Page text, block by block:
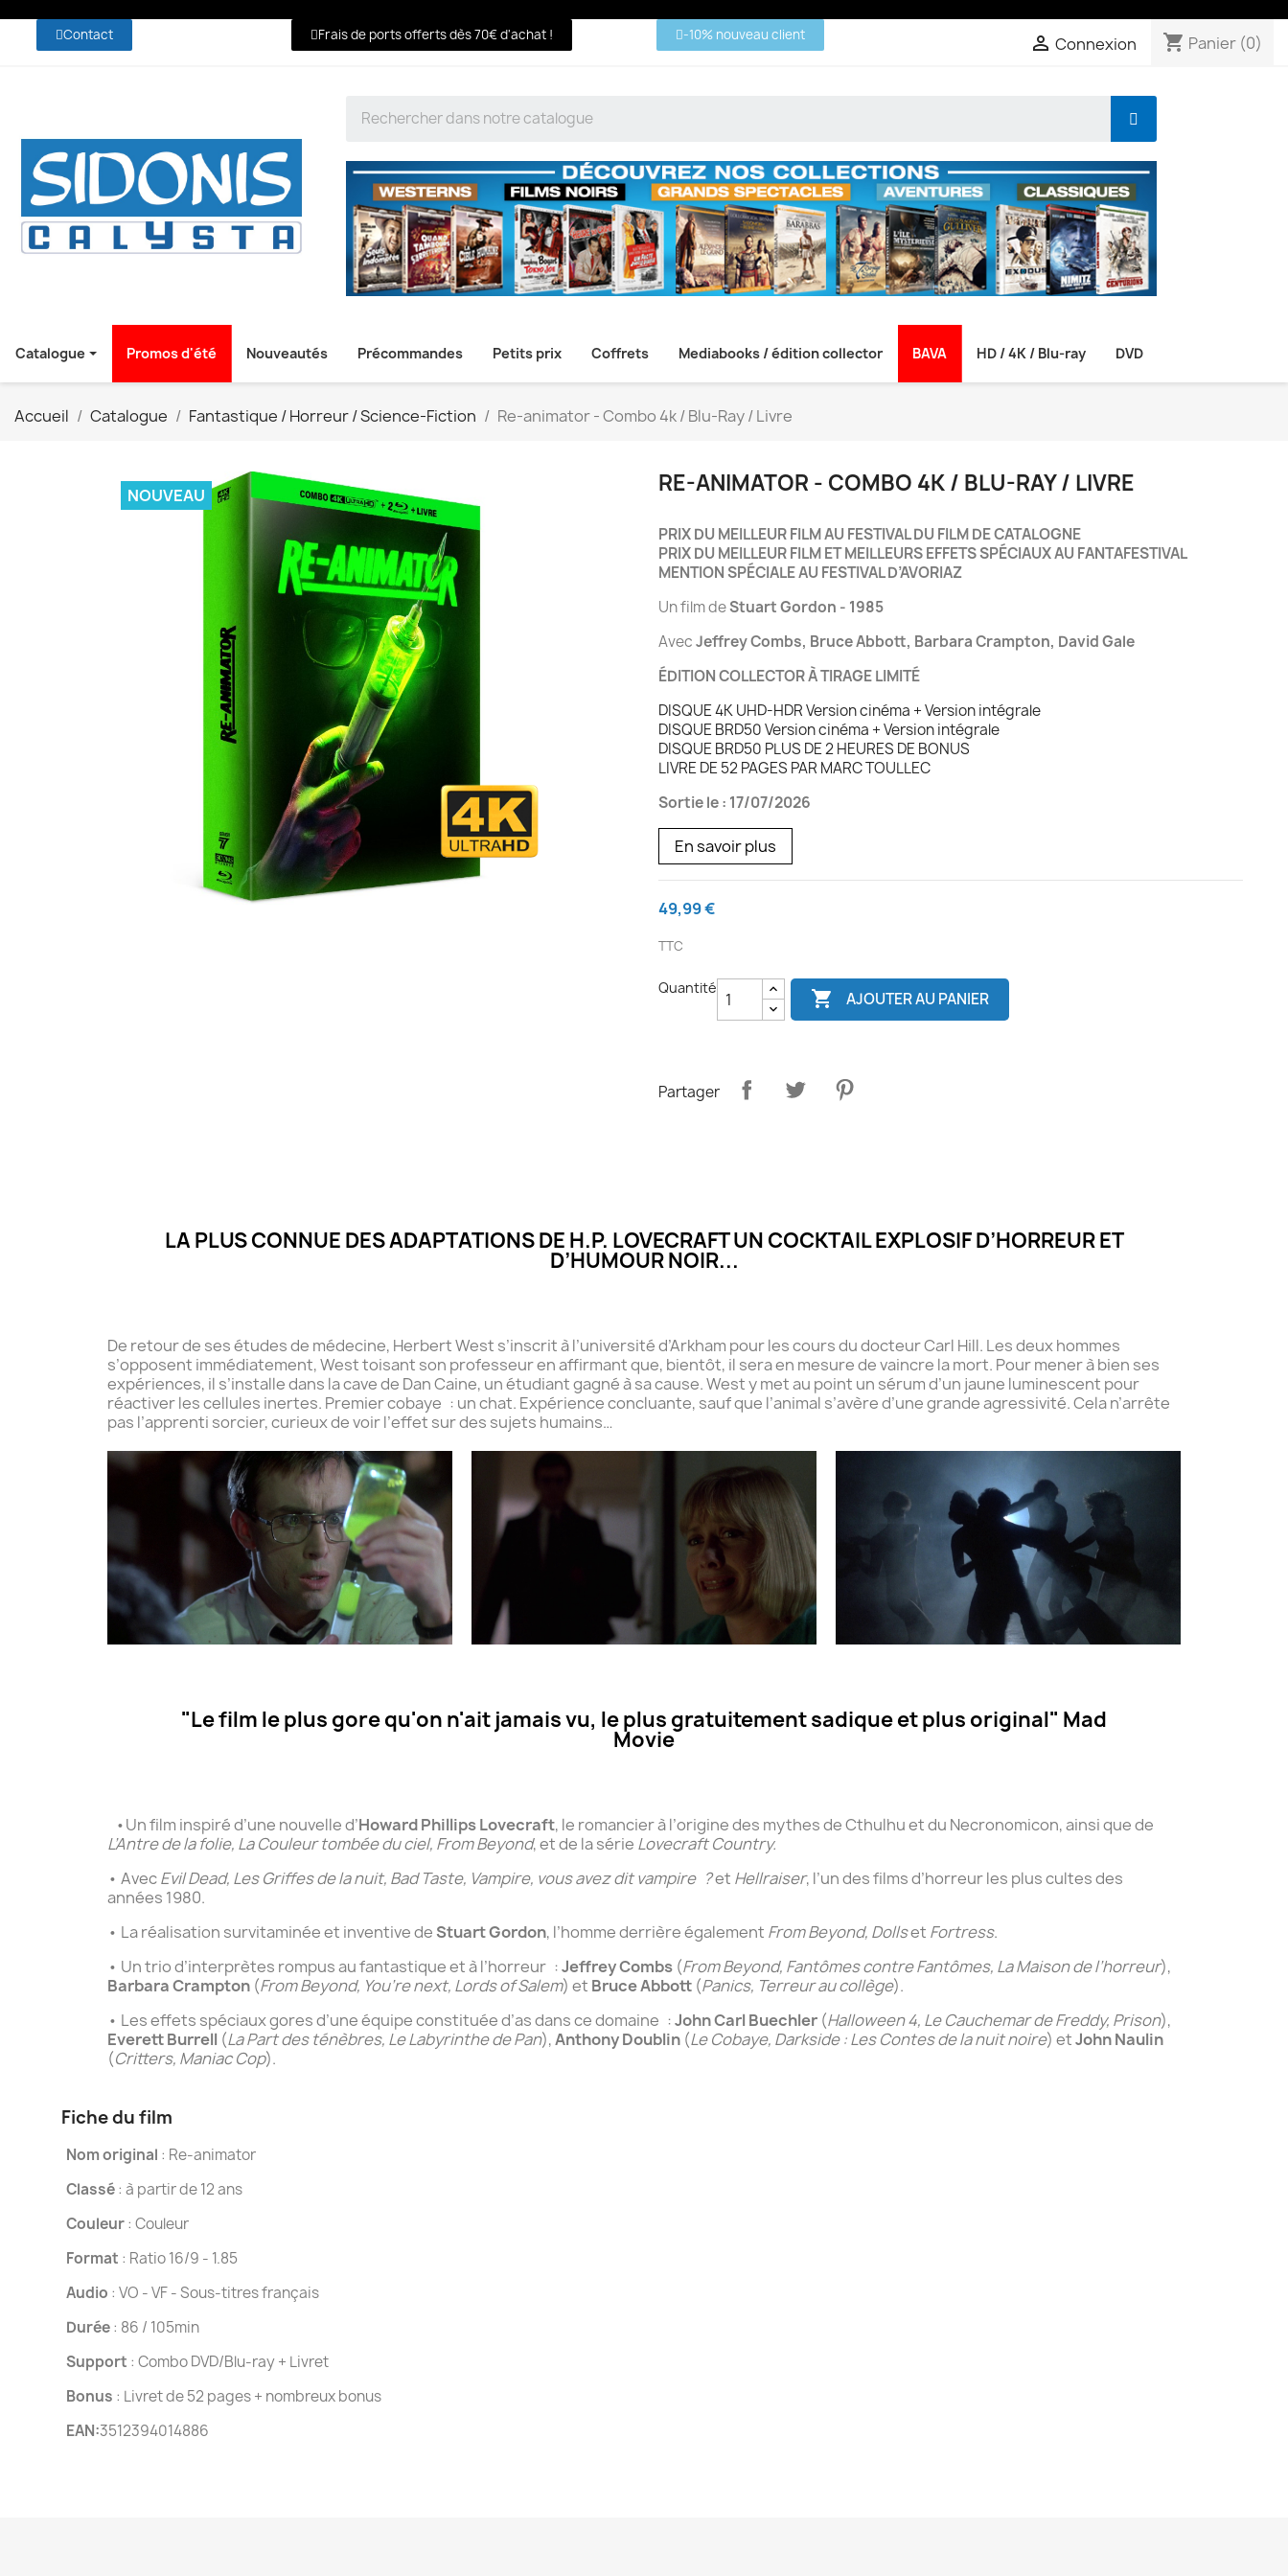
Contact Frais de ports offerts dès 70€ d'achat ! -10% nouveau client  Connexion shopping_cart Panier (0)
Catalogue Promos d'été Nouveautés Précommandes Petits prix Coffrets Mediabooks / édition collector BAVA HD / 4K / Blu-ray DVD
Accueil Catalogue Fantastique / Horreur / Science-Fiction Re-animator - Combo 4k / Blu-Ray / Livre
NOUVEAU RE-ANIMATOR - COMBO 4K / BLU-RAY / LIVRE
PRIX DU MEILLEUR FILM AU FESTIVAL DU FILM DE CATALOGNE
PRIX DU MEILLEUR FILM ET MEILLEURS EFFETS SPÉCIAUX AU FANTAFESTIVAL
MENTION SPÉCIALE AU FESTIVAL D’AVORIAZ
Un film deStuart Gordon - 1985
AvecJeffrey Combs, Bruce Abbott, Barbara Crampton, David Gale
ÉDITION COLLECTOR À TIRAGE LIMITÉ
DISQUE 4K UHD-HDR Version cinéma + Version intégrale
DISQUE BRD50 Version cinéma + Version intégrale
DISQUE BRD50 PLUS DE 2 HEURES DE BONUS
LIVRE DE 52 PAGES PAR MARC TOULLEC
Sortie le : 17/07/2026
En savoir plus
49,99 €
TTC
Quantité  AJOUTER AU PANIER
Partager
LA PLUS CONNUE DES ADAPTATIONS DE H.P. LOVECRAFT UN COCKTAIL EXPLOSIF D’HORREUR ET
D’HUMOUR NOIR...
De retour de ses études de médecine, Herbert West s’inscrit à l’université d’Arkham pour les cours du docteur Carl Hill. Les deux hommes
s’opposent immédiatement, West toisant son professeur en affirmant que, bientôt, il sera en mesure de vaincre la mort. Pour mener à bien ses
expériences, il s’installe dans la cave de Dan Caine, un étudiant gagné à sa cause. West y met au point un sérum d’un jaune luminescent pour
réactiver les cellules inertes. Premier cobaye : un chat. Expérience concluante, sauf que l’animal s’avère d’une grande agressivité. Cela n’arrête
pas l’apprenti sorcier, curieux de voir l’effet sur des sujets humains…
"Le film le plus gore qu'on n'ait jamais vu, le plus gratuitement sadique et plus original" Mad
Movie
•Un film inspiré d’une nouvelle d’Howard Phillips Lovecraft, le romancier à l’origine des mythes de Cthulhu et du Necronomicon, ainsi que de
L’Antre de la folie, La Couleur tombée du ciel, From Beyond, et de la série Lovecraft Country.
• AvecEvil Dead, Les Griffes de la nuit, Bad Taste, Vampire, vous avez dit vampire ?et Hellraiser, l’un des films d’horreur les plus cultes des
années 1980.
• La réalisation survitaminée et inventive deStuart Gordon, l’homme derrière également From Beyond, Dollset Fortress.
• Un trio d’interprètes rompus au fantastique et à l’horreur :Jeffrey Combs (From Beyond, Fantômes contre Fantômes, La Maison de l’horreur),
Barbara Crampton (From Beyond, You’re next, Lords of Salem) et Bruce Abbott (Panics, Terreur au collège).
• Les effets spéciaux gores d’une équipe constituée d’as dans ce domaine :John Carl Buechler (Halloween 4, Le Cauchemar de Freddy, Prison),
Everett Burrell (La Part des ténèbres, Le Labyrinthe de Pan),Anthony Doublin (Le Cobaye, Darkside : Les Contes de la nuit noire) etJohn Naulin
(Critters, Maniac Cop).
Fiche du film
Nom original : Re-animator
Classé: à partir de 12 ans
Couleur: Couleur
Format : Ratio 16/9 - 1.85
Audio : VO - VF - Sous-titres français
Durée: 86 / 105min
Support : Combo DVD/Blu-ray + Livret
Bonus : Livret de 52 pages + nombreux bonus
EAN:3512394014886